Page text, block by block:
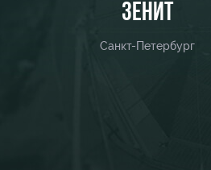
Места для МГНЗЕНИТ
Санкт-Петербург